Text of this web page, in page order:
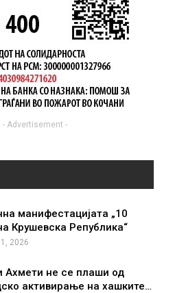
- Advertisement -
манифестацијата „10
Крушевска Република“
2026
Ахмети не се плаши од
активирање на хашките…